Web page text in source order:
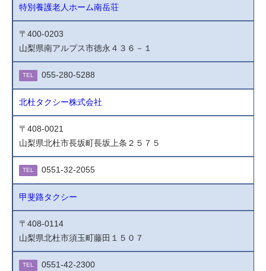
特別養護老人ホーム南岳荘
〒400-0203
山梨県南アルプス市徳永４３６－１
TEL 055-280-5288
北杜タクシー株式会社
〒408-0021
山梨県北杜市長坂町長坂上条２５７５
TEL 0551-32-2055
甲斐路タクシー
〒408-0114
山梨県北杜市須玉町藤田１５０７
TEL 0551-42-2300